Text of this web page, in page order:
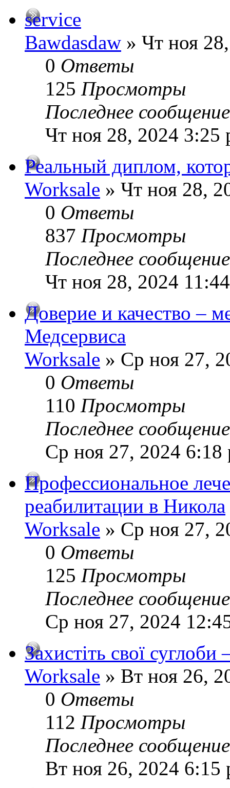
service
Bawdasdaw » Чт ноя
0 Ответы
125 Просмотры
Последнее
Чт ноя 28, 2024 3:25
Реальный диплом,
Worksale » Чт ноя 28,
0 Ответы
837 Просмотры
Последнее
Чт ноя 28, 2024
Доверие и качество –
Медсервиса
Worksale » Ср ноя 27,
0 Ответы
110 Просмотры
Последнее
Ср ноя 27, 2024 6:18
Профессиональное
реабилитации в Никола
Worksale » Ср ноя 27,
0 Ответы
125 Просмотры
Последнее
Ср ноя 27, 2024
Захистіть свої суглоби
Worksale » Вт ноя 26,
0 Ответы
112 Просмотры
Последнее
Вт ноя 26, 2024 6:15